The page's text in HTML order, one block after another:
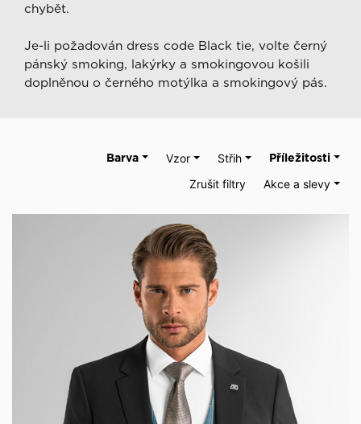
chybět.
Je-li požadován dress code Black tie, volte černý
pánský smoking, lakýrky a smokingovou košili
doplněnou o černého motýlka a smokingový pás.
Příležitosti
Střih
Vzor
Barva
Akce a slevy
Zrušit filtry